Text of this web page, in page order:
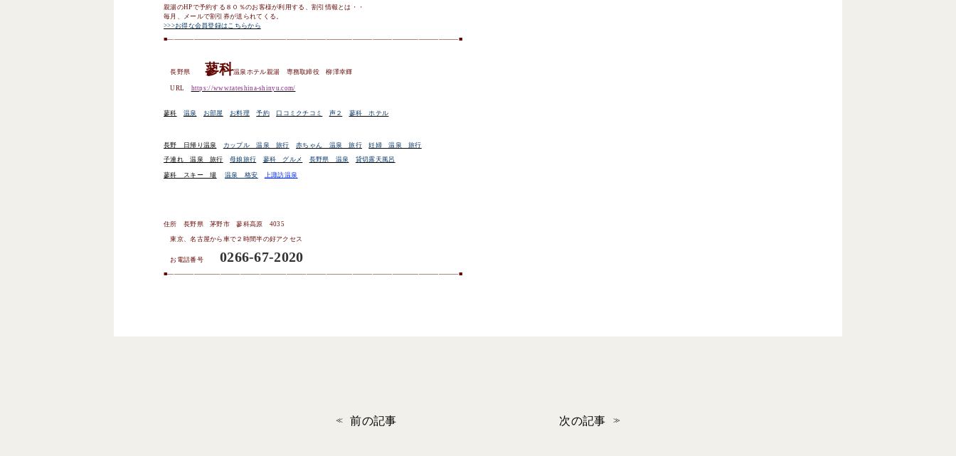
親湯のHPで予約する８０％のお客様が利用する、割引情報とは・・
毎月、メールで割引券が送られてくる。
>>>お得な会員登録はこちらから
■————————————————————————————————————————————■
長野県 蓼科温泉ホテル親湯 専務取締役 柳澤幸輝
URL https://www.tateshina-shinyu.com/
蓼科 温泉 お部屋 お料理 予約 口コミクチコミ 声２ 蓼科 ホテル
長野 日帰り温泉 カップル 温泉 旅行 赤ちゃん 温泉 旅行 妊婦 温泉 旅行
子連れ 温泉 旅行 母娘旅行 蓼科 グルメ 長野県 温泉 貸切露天風呂
蓼科 スキー 場 温泉 格安 上諏訪温泉
住所 長野県 茅野市 蓼科高原 4035
東京、名古屋から車で２時間半の好アクセス
お電話番号 0266-67-2020
■————————————————————————————————————————————■
前の記事 次の記事